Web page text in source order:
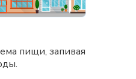
пищи, запивая